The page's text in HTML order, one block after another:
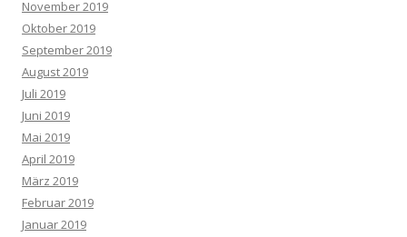
November 2019
Oktober 2019
September 2019
August 2019
Juli 2019
Juni 2019
Mai 2019
April 2019
März 2019
Februar 2019
Januar 2019